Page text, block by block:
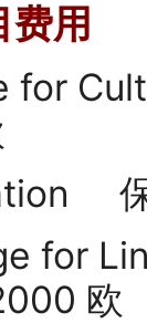
费用
for
for
欧